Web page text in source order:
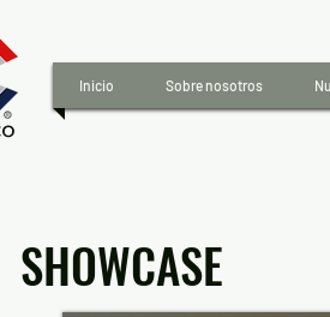
Inicio Sobre nosotros
SHOWCASE